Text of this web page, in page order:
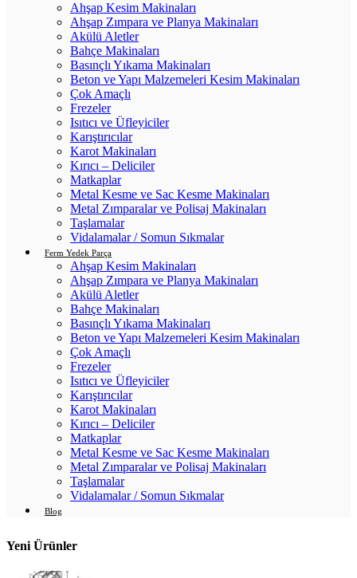
Ahşap Kesim Makinaları
Ahşap Zımpara ve Planya Makinaları
Akülü Aletler
Bahçe Makinaları
Basınçlı Yıkama Makinaları
Beton ve Yapı Malzemeleri Kesim Makinaları
Çok Amaçlı
Frezeler
Isıtıcı ve Üfleyiciler
Karıştırıcılar
Karot Makinaları
Kırıcı – Deliciler
Matkaplar
Metal Kesme ve Sac Kesme Makinaları
Metal Zımparalar ve Polisaj Makinaları
Taşlamalar
Vidalamalar / Somun Sıkmalar
Ferm Yedek Parça
Ahşap Kesim Makinaları
Ahşap Zımpara ve Planya Makinaları
Akülü Aletler
Bahçe Makinaları
Basınçlı Yıkama Makinaları
Beton ve Yapı Malzemeleri Kesim Makinaları
Çok Amaçlı
Frezeler
Isıtıcı ve Üfleyiciler
Karıştırıcılar
Karot Makinaları
Kırıcı – Deliciler
Matkaplar
Metal Kesme ve Sac Kesme Makinaları
Metal Zımparalar ve Polisaj Makinaları
Taşlamalar
Vidalamalar / Somun Sıkmalar
Blog
Yeni Ürünler